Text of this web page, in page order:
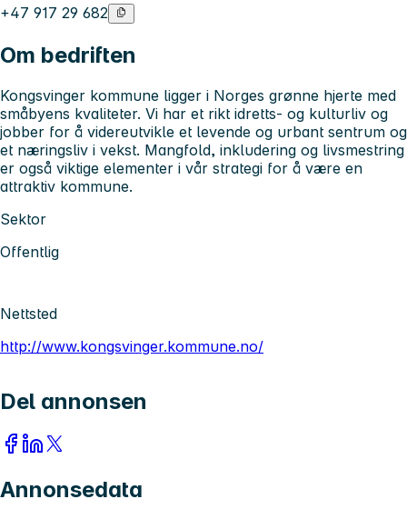
+47 917 29 682
Om bedriften
Kongsvinger kommune ligger i Norges grønne hjerte med
småbyens kvaliteter. Vi har et rikt idretts- og kulturliv og
jobber for å videreutvikle et levende og urbant sentrum og
et næringsliv i vekst. Mangfold, inkludering og livsmestring
er også viktige elementer i vår strategi for å være en
attraktiv kommune.
Sektor
Offentlig
Nettsted
http://www.kongsvinger.kommune.no/
Del annonsen
Annonsedata